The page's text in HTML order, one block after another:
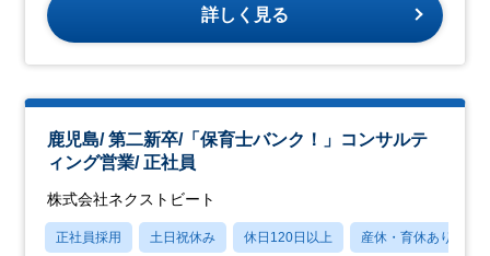
詳しく見る
鹿児島/ 第二新卒/「保育士バンク！」コンサルテ
ィング営業/ 正社員
株式会社ネクストビート
正社員採用 土日祝休み 休日120日以上 産休・育休あり